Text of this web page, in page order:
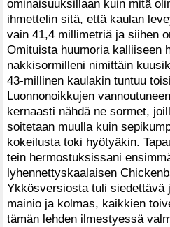
ominaisuuksillaan kuin mitä
ihmettelin sitä, että kaulan
vain 41,4 millimetriä ja siihen
Omituista huumoria kalliiseen
nakkisormilleni nimittäin
43-millinen kaulakin tuntuu
Luonnonoikkujen
kernaasti nähdä ne sormet,
soitetaan muulla kuin
kokeilusta toki hyötyäkin.
tein hermostuksissani
lyhennettyskaalaisen
Ykkösversiosta tuli
mainio ja kolmas, kaikkien
tämän lehden ilmestyessä